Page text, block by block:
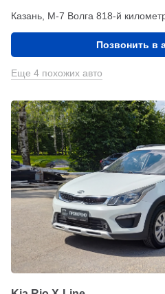
Казань, М-7 Волга 818-й
Позвонить в
Еще 4 похожих авто